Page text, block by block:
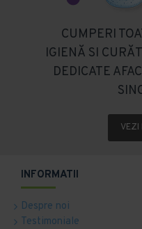
CUMPERI
IGIENĂ SI
DEDICATE
VEZI
INFORMATII
Despre noi
Testimoniale